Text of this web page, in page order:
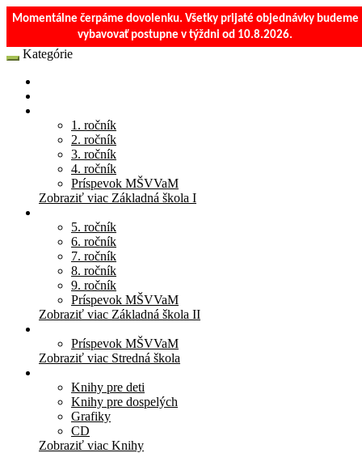
Momentálne čerpáme dovolenku. Všetky prijaté objednávky budeme
vybavovať postupne v týždni od 10.8.2026.
Kategórie
1. ročník
2. ročník
3. ročník
4. ročník
Príspevok MŠVVaM
Zobraziť viac Základná škola I
5. ročník
6. ročník
7. ročník
8. ročník
9. ročník
Príspevok MŠVVaM
Zobraziť viac Základná škola II
Príspevok MŠVVaM
Zobraziť viac Stredná škola
Knihy pre deti
Knihy pre dospelých
Grafiky
CD
Zobraziť viac Knihy